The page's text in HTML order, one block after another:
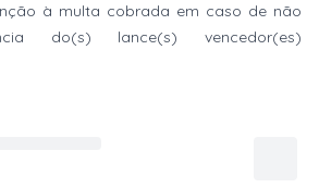
à multa cobrada em caso de não
do(s) lance(s) vencedor(es)